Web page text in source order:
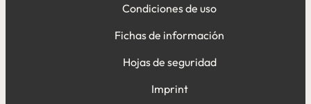
Condiciones de uso
Fichas de información
Hojas de seguridad
Imprint